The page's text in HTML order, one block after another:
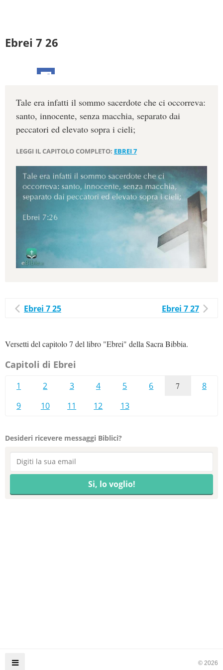
Ebrei 7 26
Tale era infatti il sommo sacerdote che ci occorreva:
santo, innocente, senza macchia, separato dai
peccatori ed elevato sopra i cieli;
LEGGI IL CAPITOLO COMPLETO: EBREI 7
Ebrei 7 25 Ebrei 7 27
Versetti del capitolo 7 del libro "Ebrei" della Sacra Bibbia.
Capitoli di Ebrei
1 2 3 4 5 6 7
8
9
10 11 12 13
Desideri ricevere messaggi Biblici?
© 2026